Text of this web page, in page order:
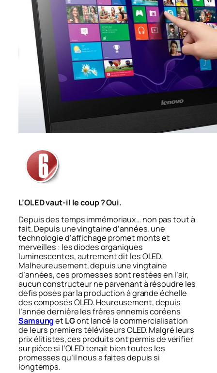
L’OLED vaut-il le coup ? Oui.
Depuis des temps immémoriaux… non pas tout à
fait. Depuis une vingtaine d’années, une
technologie d’affichage promet monts et
merveilles : les diodes organiques
luminescentes, autrement dit les OLED.
Malheureusement, depuis une vingtaine
d’années, ces promesses sont restées en l’air,
aucun constructeur ne parvenant à résoudre les
défis posés par la production à grande échelle
des composés OLED. Heureusement, depuis
l’année dernière les frères ennemis coréens
Samsunget LGont lancé la commercialisation
de leurs premiers téléviseurs OLED. Malgré leurs
prix élitistes, ces produits ont permis de vérifier
sur pièce si l’OLED tenait bien toutes les
promesses qu’il nous a faites depuis si
longtemps.